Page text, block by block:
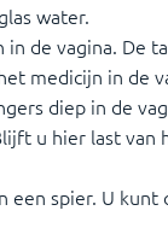
water.
de vagina. De
medicijn in de
diep in de
u hier last van
spier. U kunt